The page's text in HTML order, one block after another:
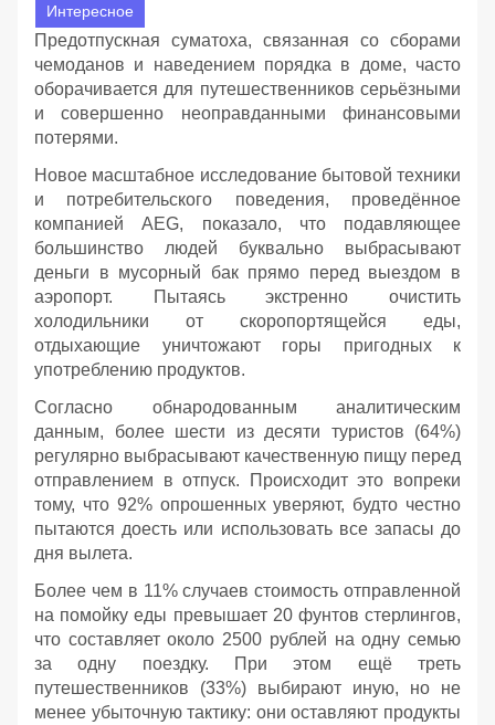
Интересное
Предотпускная суматоха, связанная со сборами
чемоданов и наведением порядка в доме, часто
оборачивается для путешественников серьёзными
и совершенно неоправданными финансовыми
потерями.
Новое масштабное исследование бытовой техники
и потребительского поведения, проведённое
компанией AEG, показало, что подавляющее
большинство людей буквально выбрасывают
деньги в мусорный бак прямо перед выездом в
аэропорт. Пытаясь экстренно очистить
холодильники от скоропортящейся еды,
отдыхающие уничтожают горы пригодных к
употреблению продуктов.
Согласно обнародованным аналитическим
данным, более шести из десяти туристов (64%)
регулярно выбрасывают качественную пищу перед
отправлением в отпуск. Происходит это вопреки
тому, что 92% опрошенных уверяют, будто честно
пытаются доесть или использовать все запасы до
дня вылета.
Более чем в 11% случаев стоимость отправленной
на помойку еды превышает 20 фунтов стерлингов,
что составляет около 2500 рублей на одну семью
за одну поездку. При этом ещё треть
путешественников (33%) выбирают иную, но не
менее убыточную тактику: они оставляют продукты